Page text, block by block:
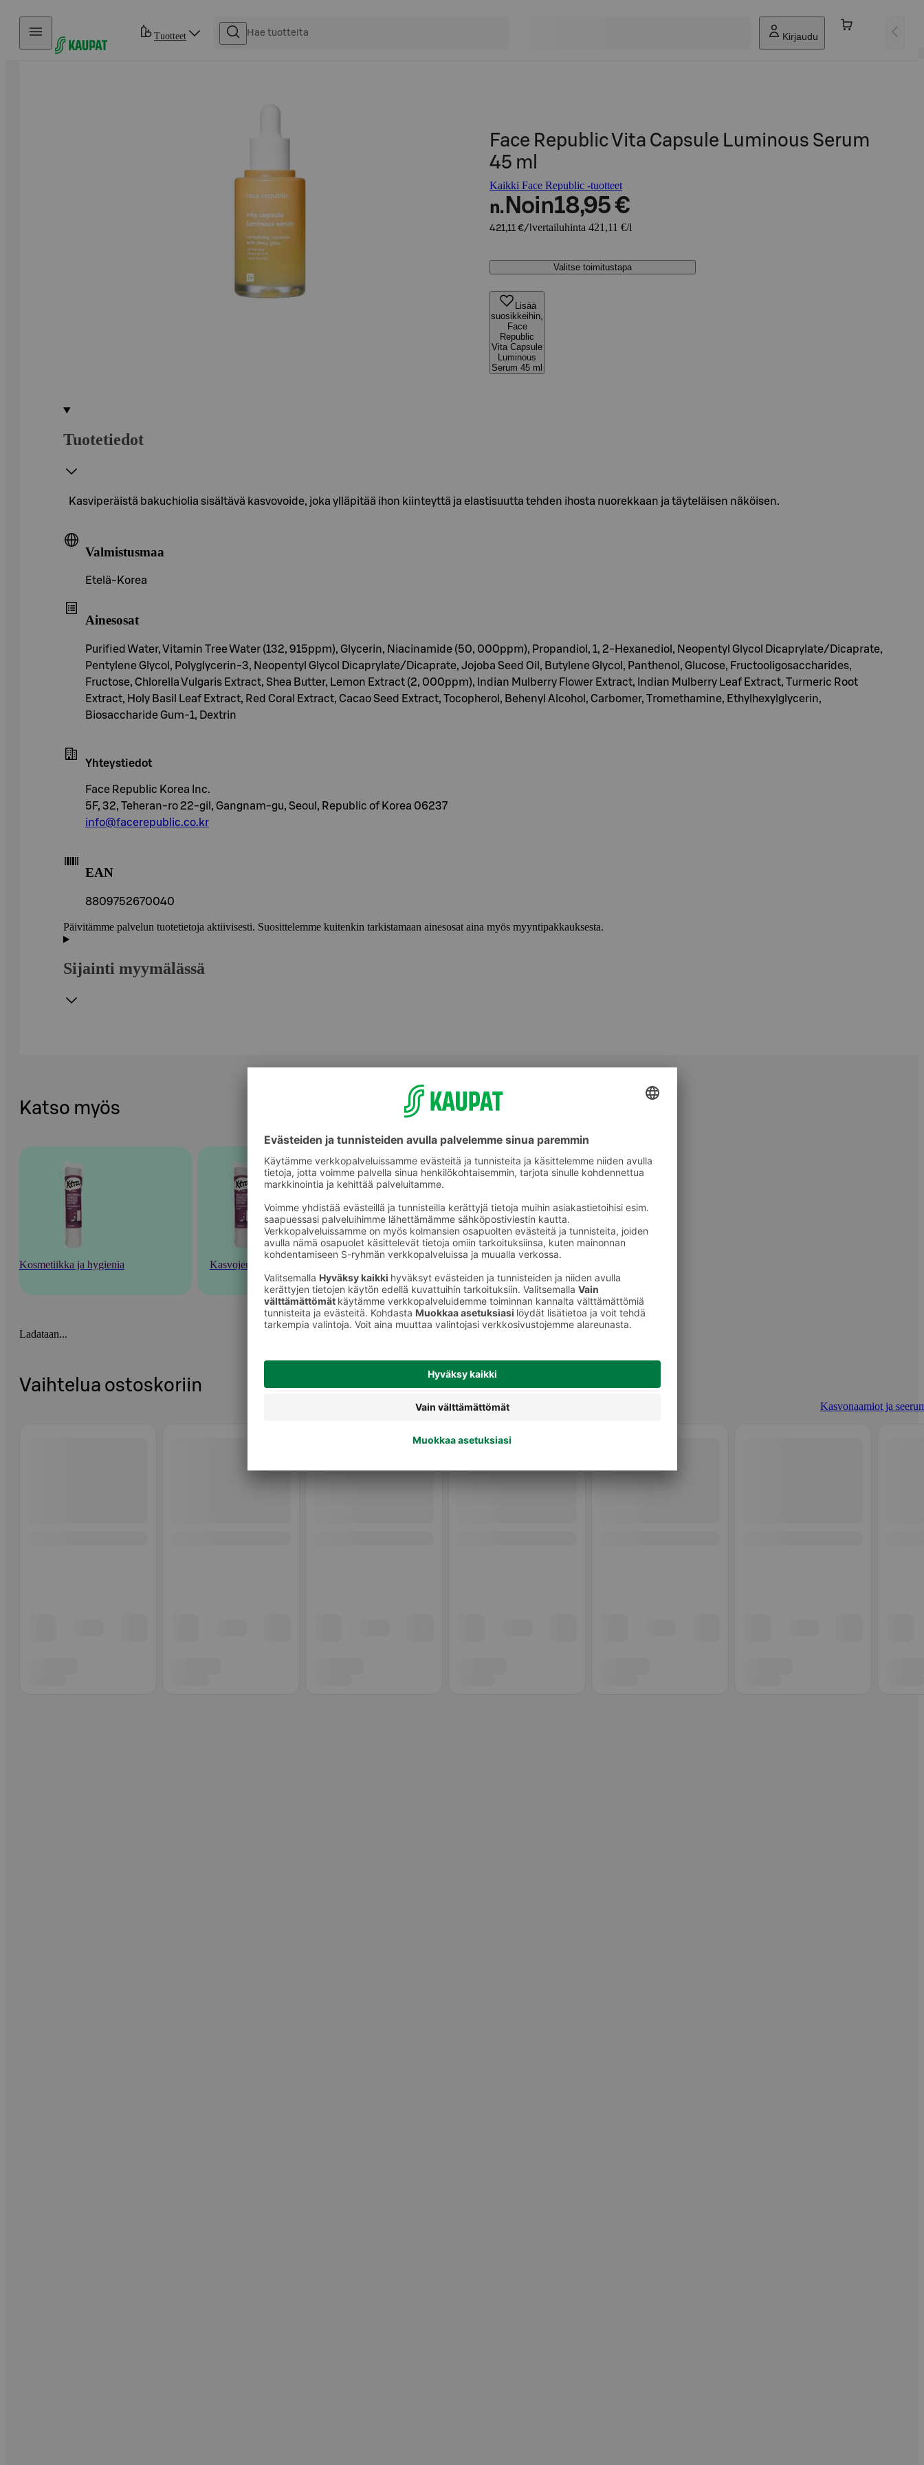
Hyppää sisältöön
Tuotteet Kirjaudu
Face Republic Vita Capsule Luminous Serum
45 ml
Kaikki Face Republic -tuotteet
n. Noin18,95 €
421,11 €/l vertailuhinta 421,11 €/l
Valitse toimitustapa
Lisää
suosikkeihin,
Face
Republic
Vita Capsule
Luminous
Serum 45 ml
Tuotetiedot
Kasviperäistä bakuchiolia sisältävä kasvovoide, joka ylläpitää ihon kiinteyttä ja elastisuutta tehden ihosta nuorekkaan ja täyteläisen näköisen.
Valmistusmaa
Etelä-Korea
Ainesosat
Purified Water, Vitamin Tree Water (132, 915ppm), Glycerin, Niacinamide (50, 000ppm), Propandiol, 1, 2-Hexanediol, Neopentyl Glycol Dicaprylate/Dicaprate,
Pentylene Glycol, Polyglycerin-3, Neopentyl Glycol Dicaprylate/Dicaprate, Jojoba Seed Oil, Butylene Glycol, Panthenol, Glucose, Fructooligosaccharides,
Fructose, Chlorella Vulgaris Extract, Shea Butter, Lemon Extract (2, 000ppm), Indian Mulberry Flower Extract, Indian Mulberry Leaf Extract, Turmeric Root
Extract, Holy Basil Leaf Extract, Red Coral Extract, Cacao Seed Extract, Tocopherol, Behenyl Alcohol, Carbomer, Tromethamine, Ethylhexylglycerin,
Biosaccharide Gum-1, Dextrin
Yhteystiedot
Face Republic Korea Inc.
5F, 32, Teheran-ro 22-gil, Gangnam-gu, Seoul, Republic of Korea 06237
info@facerepublic.co.kr
EAN
8809752670040
Päivitämme palvelun tuotetietoja aktiivisesti. Suosittelemme kuitenkin tarkistamaan ainesosat aina myös myyntipakkauksesta.
Sijainti myymälässä
Katso myös
Kosmetiikka ja hygienia Kasvojenhoito
Ladataan...
Vaihtelua ostoskoriin
Kasvonaamiot ja